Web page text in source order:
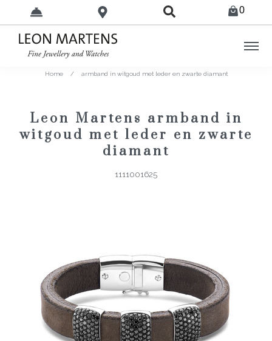
0
Home / armband in witgoud met leder en zwarte diamant
Leon Martens armband in
witgoud met leder en zwarte
diamant
1111001625